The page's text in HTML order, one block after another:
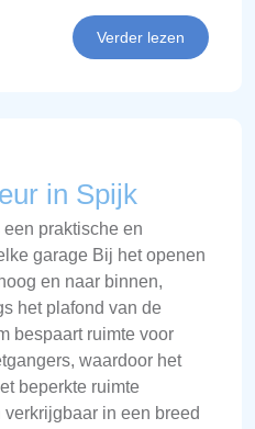
Verder lezen
in Spijk
praktische en
garage Bij het openen
en naar binnen,
het plafond van de
bespaart ruimte voor
waardoor het
beperkte ruimte
in een breed